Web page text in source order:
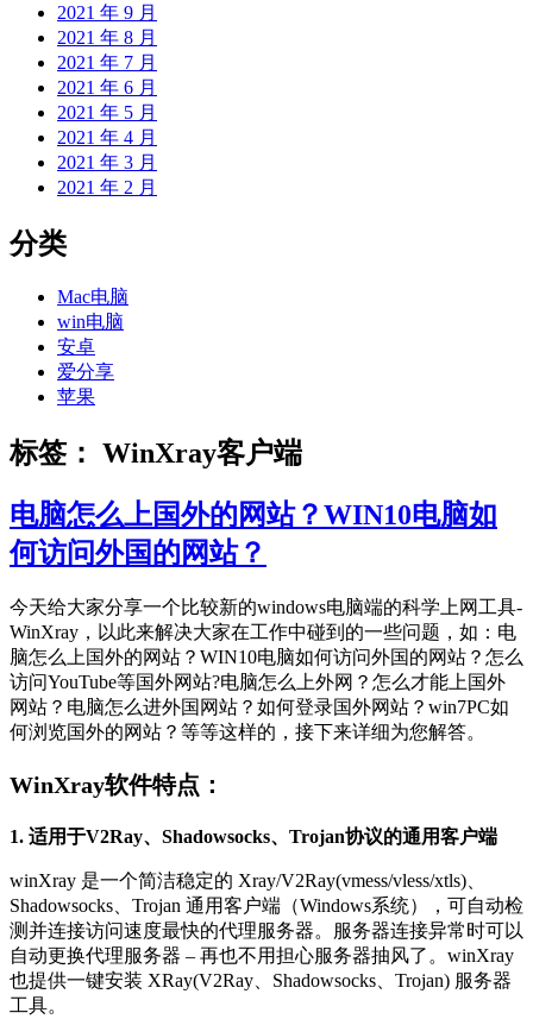
2021 年 9 月
2021 年 8 月
2021 年 7 月
2021 年 6 月
2021 年 5 月
2021 年 4 月
2021 年 3 月
2021 年 2 月
分类
Mac电脑
win电脑
安卓
爱分享
苹果
标签： WinXray客户端
电脑怎么上国外的网站？WIN10电脑如
何访问外国的网站？
今天给大家分享一个比较新的windows电脑端的科学上网工具-
WinXray，以此来解决大家在工作中碰到的一些问题，如：电
脑怎么上国外的网站？WIN10电脑如何访问外国的网站？怎么
访问YouTube等国外网站?电脑怎么上外网？怎么才能上国外
网站？电脑怎么进外国网站？如何登录国外网站？win7PC如
何浏览国外的网站？等等这样的，接下来详细为您解答。
WinXray软件特点：
1. 适用于V2Ray、Shadowsocks、Trojan协议的通用客户端
winXray 是一个简洁稳定的 Xray/V2Ray(vmess/vless/xtls)、
Shadowsocks、Trojan 通用客户端（Windows系统），可自动检
测并连接访问速度最快的代理服务器。服务器连接异常时可以
自动更换代理服务器 – 再也不用担心服务器抽风了。winXray
也提供一键安装 XRay(V2Ray、Shadowsocks、Trojan) 服务器
工具。